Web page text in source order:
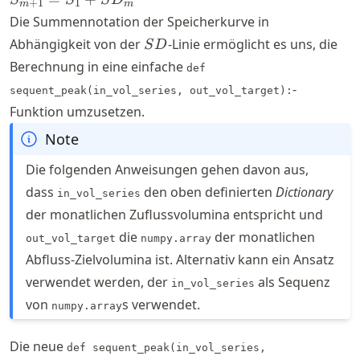
= S_{1}
SD_{m}
m+1 1 m
Die Summennotation der Speicherkurve in
Abhängigkeit von der SD
SD-Linie ermöglicht es uns, die
Berechnung in eine einfache def
sequent_peak(in_vol_series, out_vol_target): -
Funktion umzusetzen.
Note
Die folgenden Anweisungen gehen davon aus,
dass in_vol_series den oben definierten Dictionary
der monatlichen Zuflussvolumina entspricht und
out_vol_target die numpy.array der monatlichen
Abfluss-Zielvolumina ist. Alternativ kann ein Ansatz
verwendet werden, der in_vol_series als Sequenz
von numpy.arrays verwendet.
Die neue def sequent_peak(in_vol_series,